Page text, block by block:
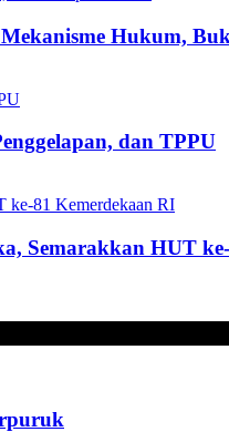
Hukum,
dan TPPU
Semarakkan HUT